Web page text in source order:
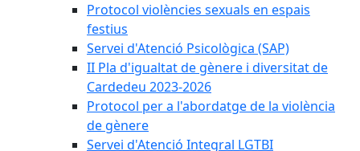
Protocol violències sexuals en espais
festius
Servei d'Atenció Psicològica (SAP)
II Pla d'igualtat de gènere i diversitat de
Cardedeu 2023-2026
Protocol per a l'abordatge de la violència
de gènere
Servei d'Atenció Integral LGTBI